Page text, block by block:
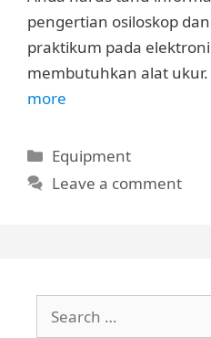
pengertian osiloskop
praktikum pada
membutuhkan alat
more
Categories
Equipment
Leave a comment